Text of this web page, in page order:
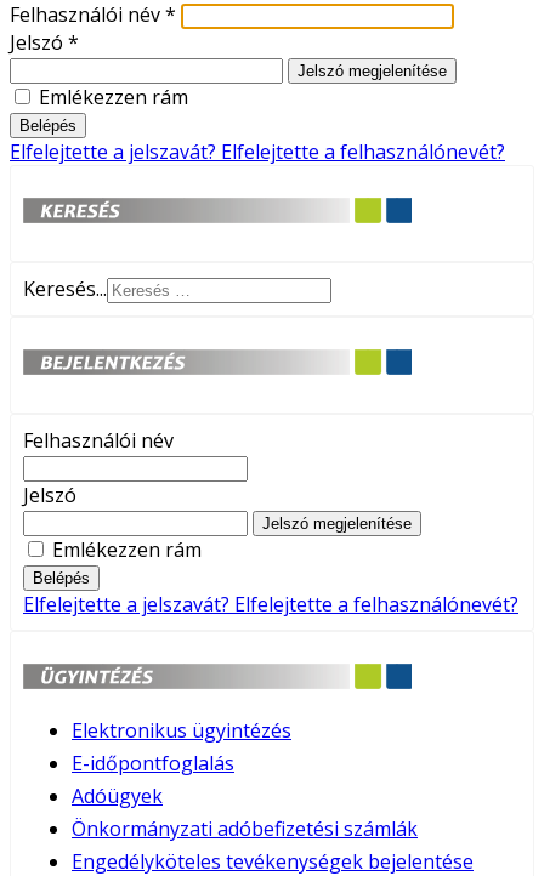
Felhasználói név*
Jelszó *
Jelszó megjelenítése
Emlékezzen rám
Belépés
Elfelejtette a jelszavát? Elfelejtette a felhasználónevét?
Keresés...
Felhasználói név
Jelszó
Jelszó megjelenítése
Emlékezzen rám
Belépés
Elfelejtette a jelszavát? Elfelejtette a felhasználónevét?
Elektronikus ügyintézés
E-időpontfoglalás
Adóügyek
Önkormányzati adóbefizetési számlák
Engedélyköteles tevékenységek bejelentése